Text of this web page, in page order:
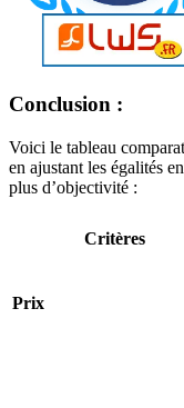
Conclusion :
Voici le tableau
en ajustant les égalités
plus d’objectivité :
Critères
Prix